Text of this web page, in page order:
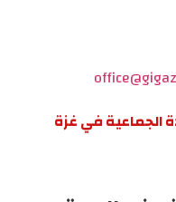
الجماعية في غزة